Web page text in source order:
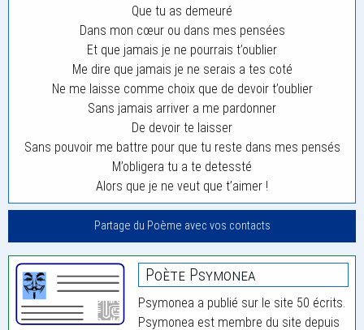
Que tu as demeuré
Dans mon cœur ou dans mes pensées
Et que jamais je ne pourrais t’oublier
Me dire que jamais je ne serais a tes coté
Ne me laisse comme choix que de devoir t’oublier
Sans jamais arriver a me pardonner
De devoir te laisser
Sans pouvoir me battre pour que tu reste dans mes pensés
M’obligera tu a te detessté
Alors que je ne veut que t’aimer !
Partage du Poème avec vos contacts
Poète Psymonea
Psymonea a publié sur le site 50 écrits.
Psymonea est membre du site depuis